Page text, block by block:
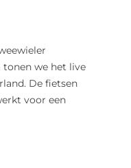
we het live
De fietsen
voor een